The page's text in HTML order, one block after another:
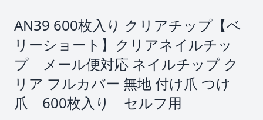
AN39 600枚入り クリアチップ【ベ
リーショート】クリアネイルチッ
プ メール便対応 ネイルチップ ク
リア フルカバー 無地 付け爪 つけ
爪 600枚入り セルフ用